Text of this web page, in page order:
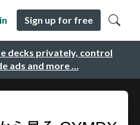
decks privately, control
ads and more …
Sign up for free